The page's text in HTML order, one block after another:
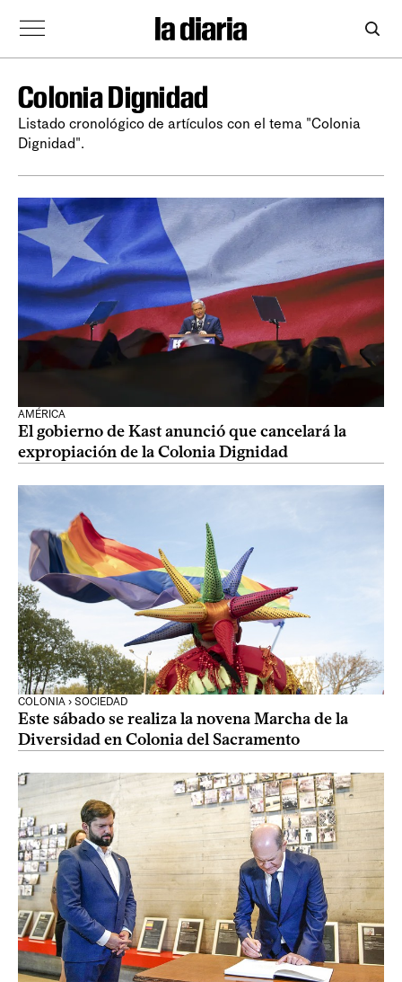
Colonia Dignidad
Listado cronológico de artículos con el tema "Colonia
Dignidad".
AMÉRICA
El gobierno de Kast anunció que cancelará la
expropiación de la Colonia Dignidad
COLONIA › SOCIEDAD
Este sábado se realiza la novena Marcha de la
Diversidad en Colonia del Sacramento